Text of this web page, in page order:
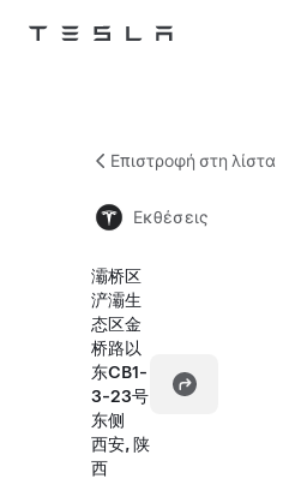
Tesla
Επιστροφή στη λίστα
Εκθέσεις
灞桥区
浐灞生
态区金
桥路以
东CB1-
3-23号
东侧
西安, 陕
西